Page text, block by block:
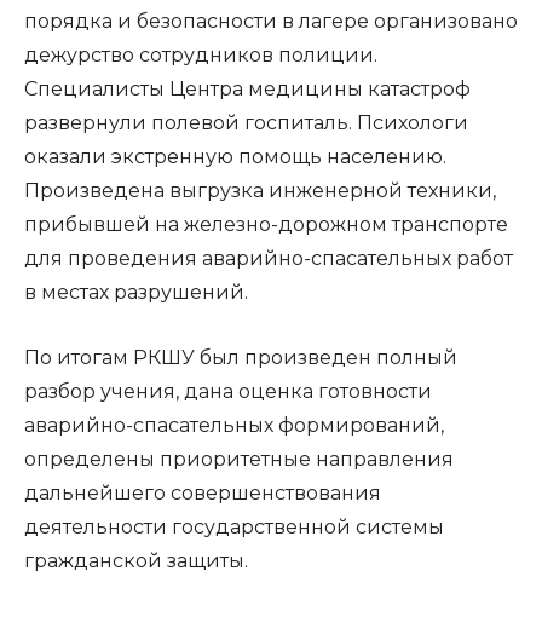
порядка и безопасности в лагере организовано
дежурство сотрудников полиции.
Специалисты Центра медицины катастроф
развернули полевой госпиталь. Психологи
оказали экстренную помощь населению.
Произведена выгрузка инженерной техники,
прибывшей на железно-дорожном транспорте
для проведения аварийно-спасательных работ
в местах разрушений.
По итогам РКШУ был произведен полный
разбор учения, дана оценка готовности
аварийно-спасательных формирований,
определены приоритетные направления
дальнейшего совершенствования
деятельности государственной системы
гражданской защиты.